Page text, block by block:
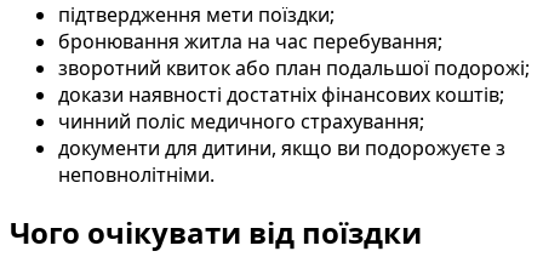
підтвердження мети поїздки;
бронювання житла на час перебування;
зворотний квиток або план подальшої подорожі;
докази наявності достатніх фінансових коштів;
чинний поліс медичного страхування;
документи для дитини, якщо ви подорожуєте з
неповнолітніми.
Чого очікувати від поїздки